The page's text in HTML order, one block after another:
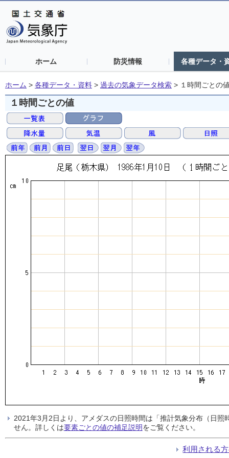
ホーム 防災情報 各種データ・
ホーム > 各種データ・資料 > 過去の気象データ検索 > １時間ごとの
１時間ごとの値
2021年3月2日より、アメダスの日照時間は「推計気象分布（日
せん。詳しくは要素ごとの値の補足説明をご覧ください。
利用される